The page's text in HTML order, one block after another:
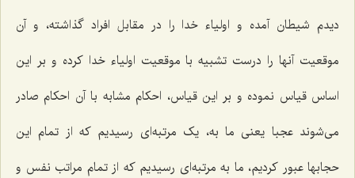
دیدم شیطان آمده و اولیاء خدا را در مقابل افراد گذاشته، و آن
موقعیت آنها را درست تشبیه با موقعیت اولیاء خدا کرده و بر این
اساس‌ قیاس نموده و بر این قیاس، احکام مشابه با آن احکام صادر
می‌شوند عجبا یعنی ما به، یک مرتبه‌ای رسیدیم که از تمام این
حجابها عبور کردیم، ما به مرتبه‌ای رسیدیم که از تمام مراتب نفس و